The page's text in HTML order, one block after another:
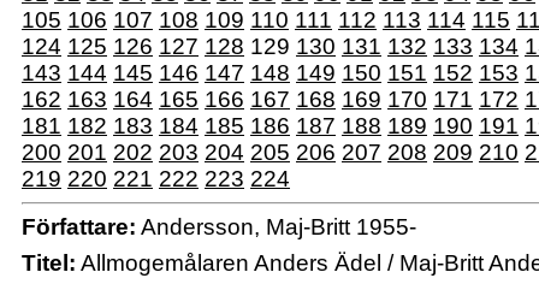
105 106 107 108 109 110 111 112 113 114 115
124 125 126 127 128 129 130 131 132 133 134
143 144 145 146 147 148 149 150 151 152 153
162 163 164 165 166 167 168 169 170 171 172
181 182 183 184 185 186 187 188 189 190 191
200 201 202 203 204 205 206 207 208 209 210
219 220 221 222 223 224
Författare: Andersson, Maj-Britt 1955-
Titel: Allmogemålaren Anders Ädel / Maj-Britt